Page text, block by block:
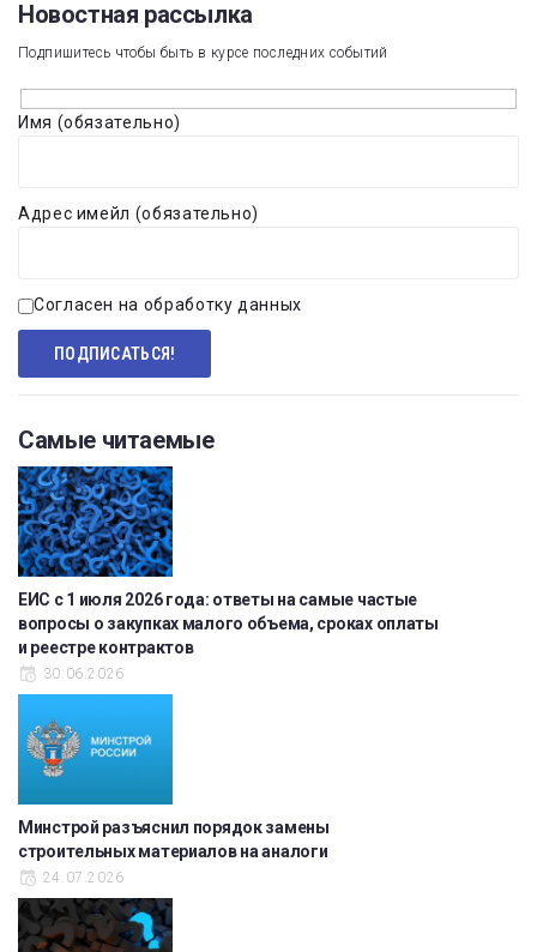
Новостная рассылка​
Подпишитесь чтобы быть в курсе последних событий
Имя (обязательно)
Адрес имейл (обязательно)
Согласен на обработку данных
Самые читаемые
ЕИС с 1 июля 2026 года: ответы на самые частые
вопросы о закупках малого объема, сроках оплаты
и реестре контрактов
30.06.2026
Минстрой разъяснил порядок замены
строительных материалов на аналоги
24.07.2026